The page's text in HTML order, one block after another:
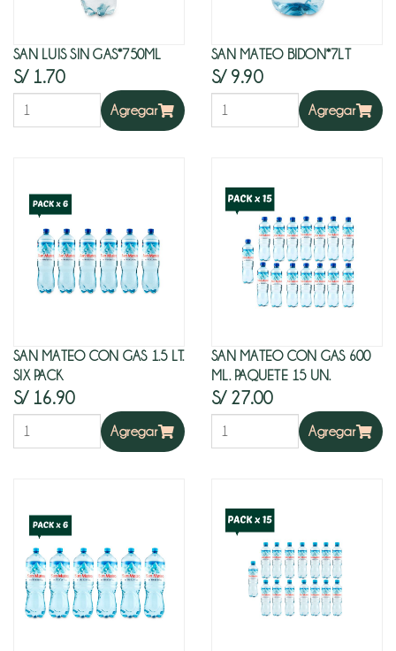
SAN LUIS SIN GAS*750ML
S/ 1.70
Agregar
SAN MATEO BIDON*7LT
S/ 9.90
Agregar
SAN MATEO CON GAS 1.5 LT.
SIX PACK
S/ 16.90
Agregar
SAN MATEO CON GAS 600
ML. PAQUETE 15 UN.
S/ 27.00
Agregar